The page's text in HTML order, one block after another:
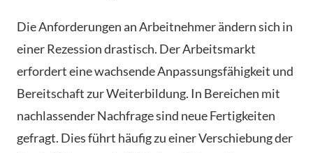
Die Anforderungen an Arbeitnehmer ändern sich in
einer Rezession drastisch. Der Arbeitsmarkt
erfordert eine wachsende Anpassungsfähigkeit und
Bereitschaft zur Weiterbildung. In Bereichen mit
nachlassender Nachfrage sind neue Fertigkeiten
gefragt. Dies führt häufig zu einer Verschiebung der